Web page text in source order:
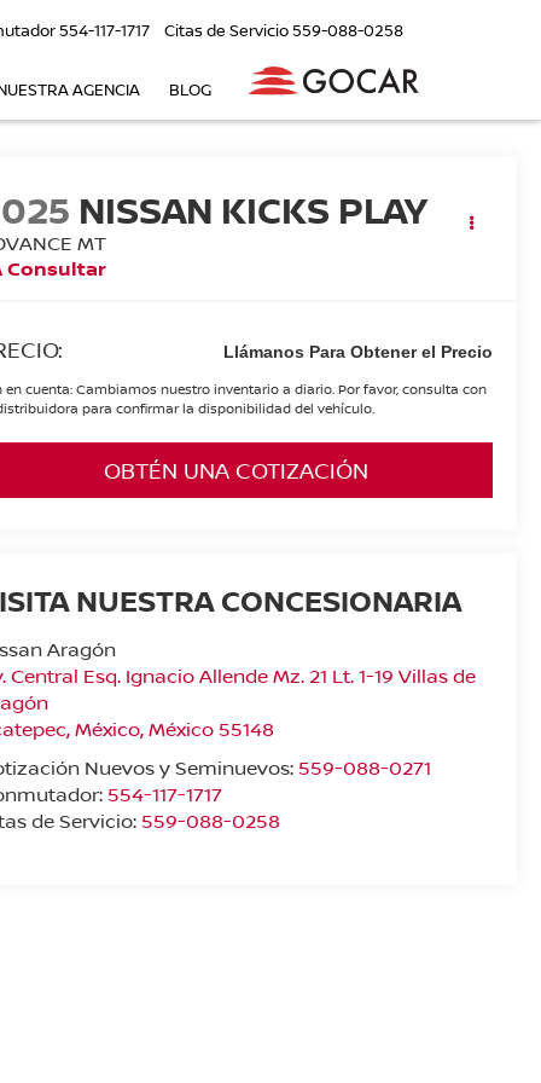
554-117-1717 Citas de Servicio559-088-0258
AGENCIA BLOG
NISSAN KICKS PLAY
MT
Consultar
Llámanos Para Obtener el Precio
en cuenta: Cambiamos nuestro inventario a diario. Por favor, consulta con
para confirmar la disponibilidad del vehículo.
OBTÉN UNA COTIZACIÓN
NUESTRA CONCESIONARIA
Aragón
Central Esq. Ignacio Allende Mz. 21 Lt. 1-19 Villas de
,México, México 55148
Nuevos y Seminuevos: 559-088-0271
554-117-1717
de Servicio: 559-088-0258